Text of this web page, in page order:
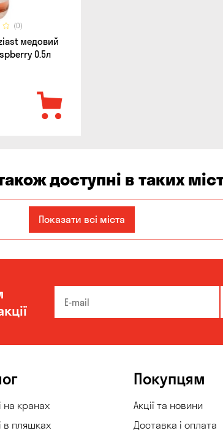
(0)
медовий
0.5л
доступні в таких
Кам'янське
Олександрівка Чорноморськ
Показати всі міста
на кранах
в пляшках
Покупцям
Акції та новини
Доставка і оплата